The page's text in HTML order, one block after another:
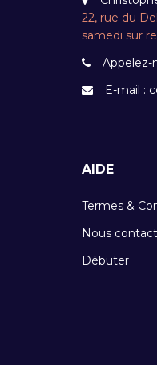
22, rue du
samedi sur
Appelez-
E-mail :
AIDE
Termes &
Nous
Débuter